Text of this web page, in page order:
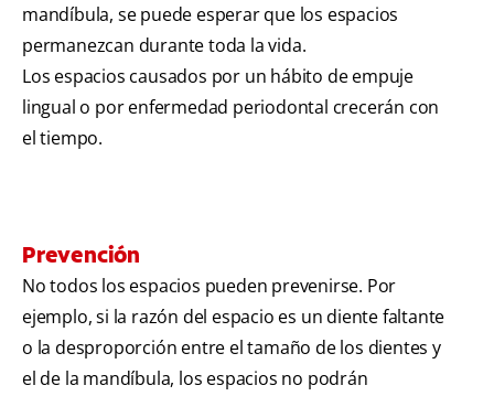
mandíbula, se puede esperar que los espacios
permanezcan durante toda la vida.
Los espacios causados por un hábito de empuje
lingual o por enfermedad periodontal crecerán con
el tiempo.
Prevención
No todos los espacios pueden prevenirse. Por
ejemplo, si la razón del espacio es un diente faltante
o la desproporción entre el tamaño de los dientes y
el de la mandíbula, los espacios no podrán